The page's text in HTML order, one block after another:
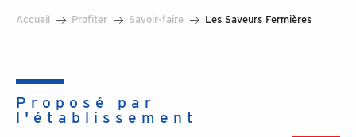
Accueil Profiter Savoir-faire Les Saveurs Fermières
Proposé par
l'établissement